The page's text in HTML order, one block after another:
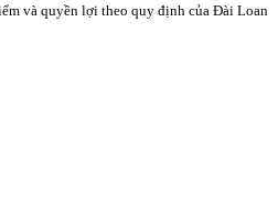
và quyền lợi theo quy định của Đài Loan